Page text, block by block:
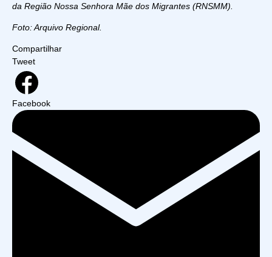
da Região Nossa Senhora Mãe dos Migrantes (RNSMM).
Foto: Arquivo Regional.
Compartilhar
Tweet
Facebook